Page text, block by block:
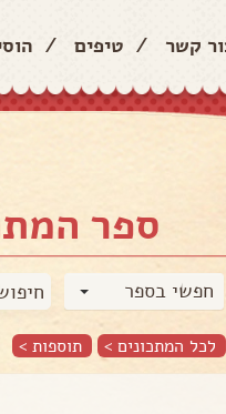
קשר / טיפים /
ספר
חפשי בספר
לכל המתכונים > תוספות >